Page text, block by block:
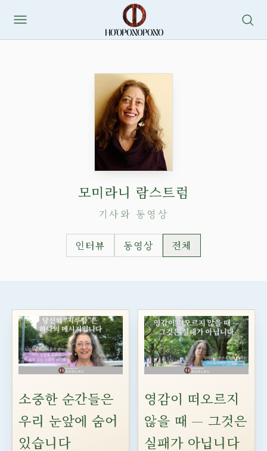
모미라니 람스트럼
기사와 동영상
인터뷰 동영상 전체
소중한 순간들은
우리 눈앞에 숨어
있습니다
영감이 떠오르지
않을 때 — 그것은
실패가 아닙니다